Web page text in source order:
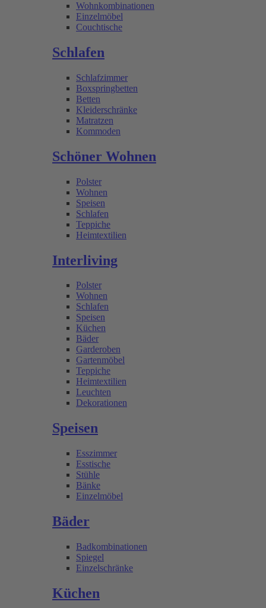
Wohnkombinationen
Einzelmöbel
Couchtische
Schlafen
Schlafzimmer
Boxspringbetten
Betten
Kleiderschränke
Matratzen
Kommoden
Schöner Wohnen
Polster
Wohnen
Speisen
Schlafen
Teppiche
Heimtextilien
Interliving
Polster
Wohnen
Schlafen
Speisen
Küchen
Bäder
Garderoben
Gartenmöbel
Teppiche
Heimtextilien
Leuchten
Dekorationen
Speisen
Esszimmer
Esstische
Stühle
Bänke
Einzelmöbel
Bäder
Badkombinationen
Spiegel
Einzelschränke
Küchen